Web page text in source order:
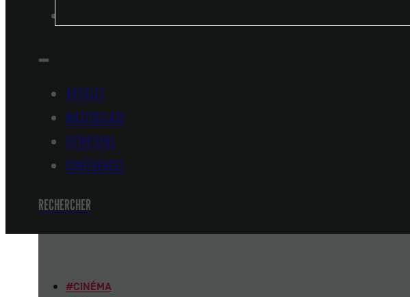
ARTICLES
MASTERCLASS
ENTRETIENS
CONFÉRENCES
RECHERCHER
#CINÉMA